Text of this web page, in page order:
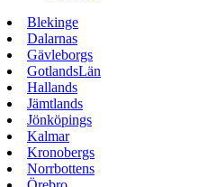
Blekinge
Dalarnas
Gävleborgs
GotlandsLän
Hallands
Jämtlands
Jönköpings
Kalmar
Kronobergs
Norrbottens